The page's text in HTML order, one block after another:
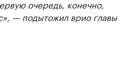
очередь, конечно,
— подытожил врио главы